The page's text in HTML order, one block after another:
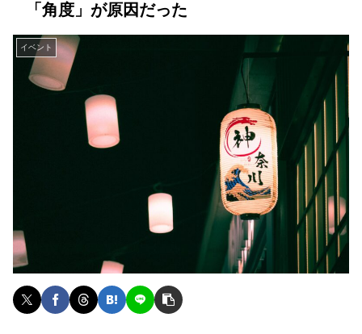
「角度」が原因だった
イベント